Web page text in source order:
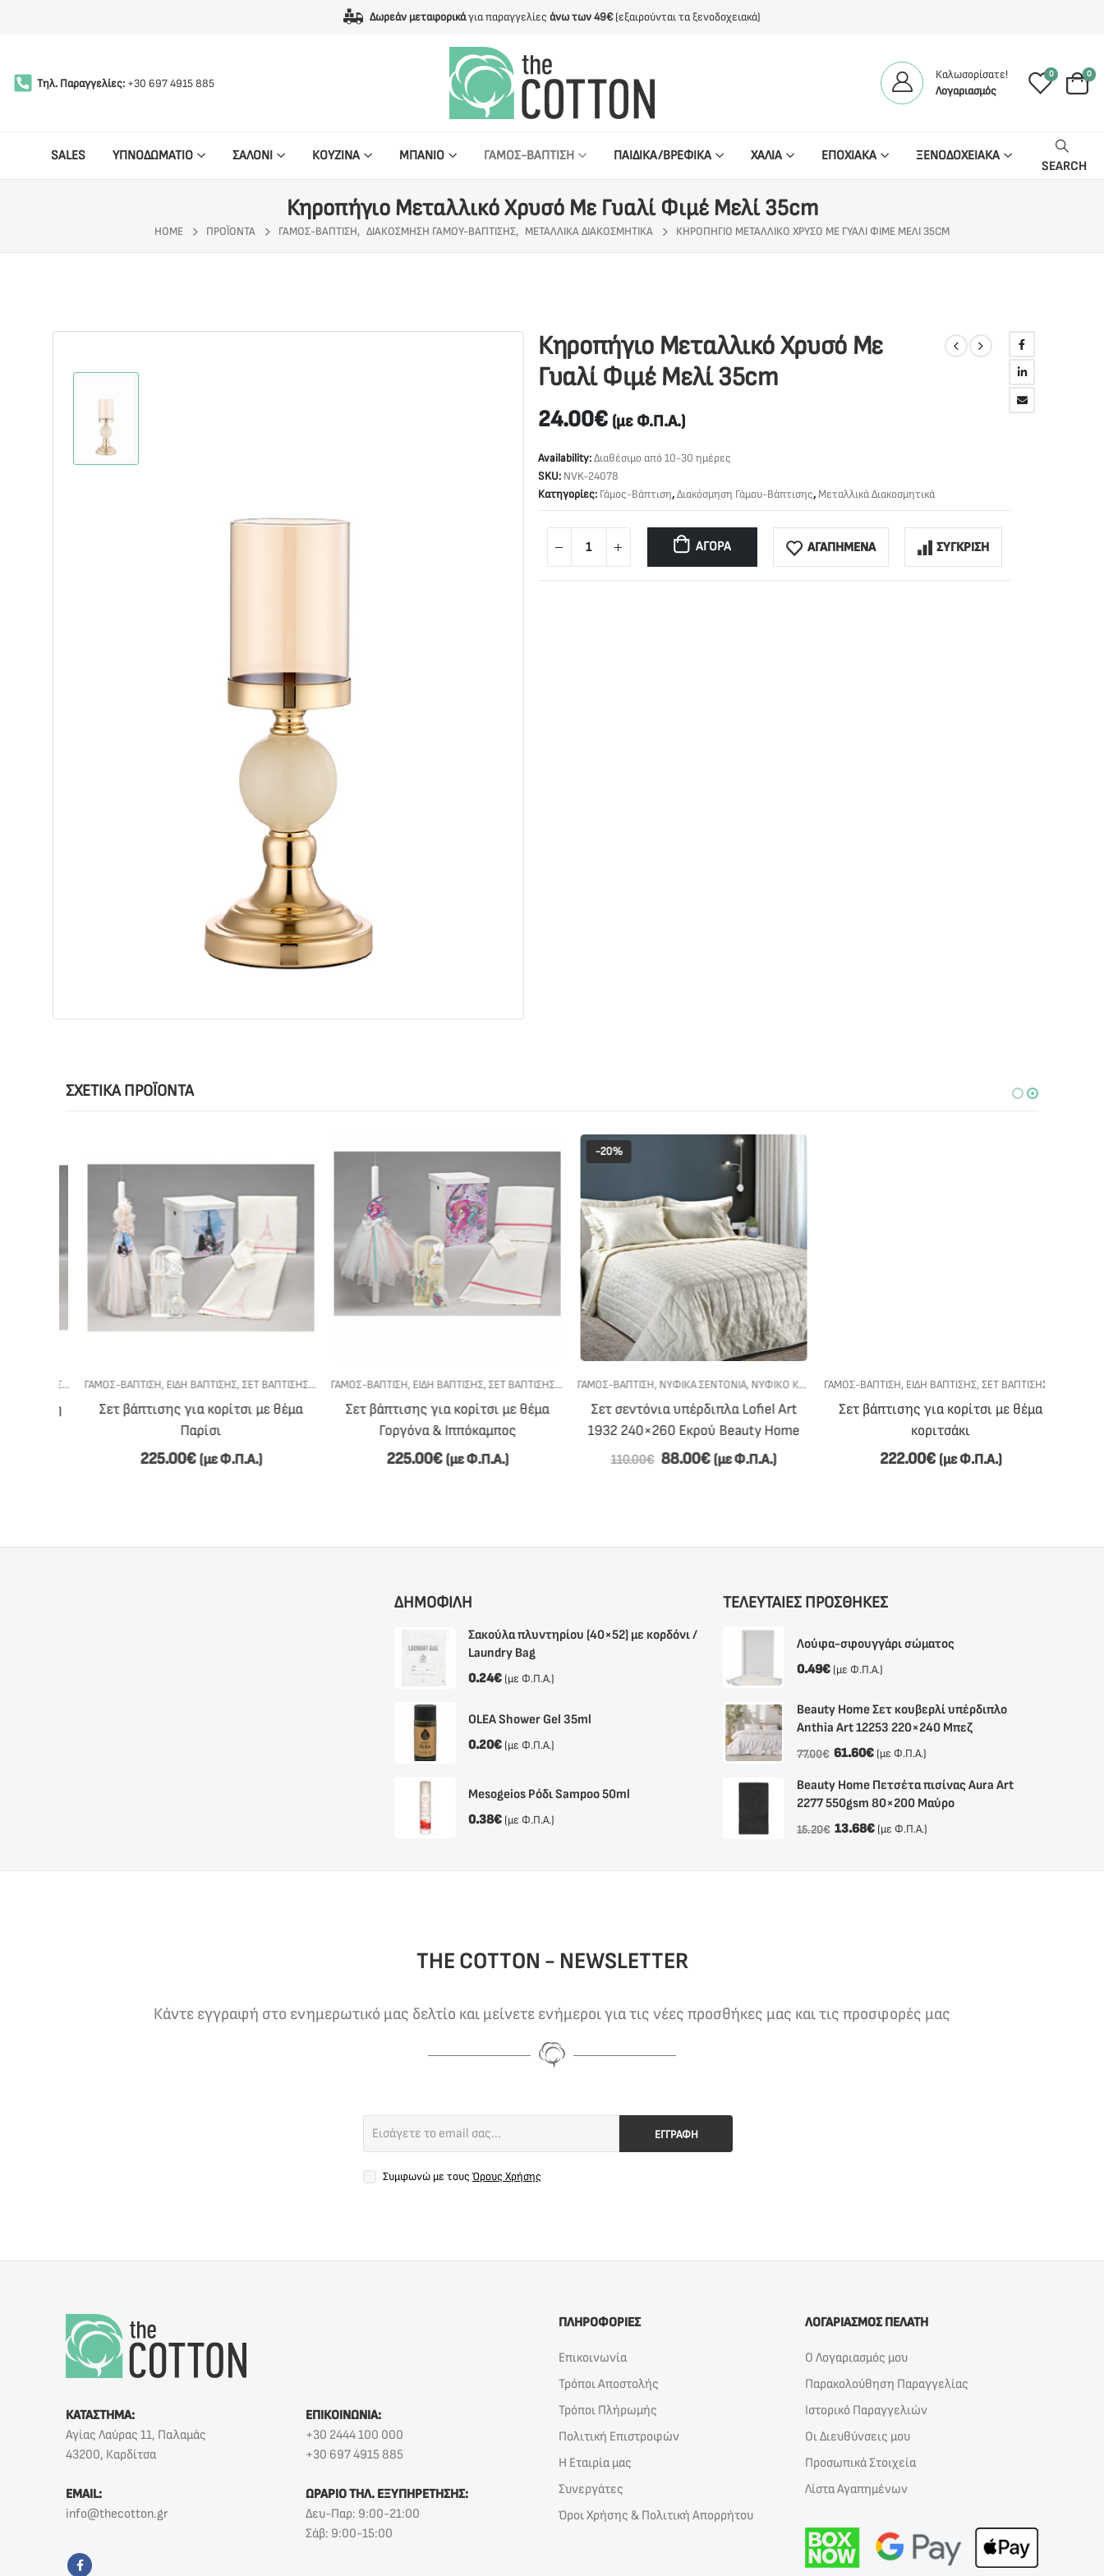
Δωρεάν μεταφορικάγια παραγγελίες άνω των 49€(εξαιρούνται τα ξενοδοχειακά)
Τηλ. Παραγγελίες: +30 697 4915 885
Καλωσορίσατε!
Λογαριασμός
0 0
SALES ΥΠΝΟΔΩΜΑΤΙΟ ΣΑΛΟΝΙ ΚΟΥΖΙΝΑ ΜΠΑΝΙΟ ΓΑΜΟΣ-ΒΑΠΤΙΣΗ ΠΑΙΔΙΚΑ/ΒΡΕΦΙΚΑ ΧΑΛΙΑ ΕΠΟΧΙΑΚΑ ΞΕΝΟΔΟΧΕΙΑΚΑ
SEARCH
Κηροπήγιο Μεταλλικό Χρυσό Με Γυαλί Φιμέ Μελί 35cm
HOME ΠΡΟΪΌΝΤΑ ΓΆΜΟΣ-ΒΆΠΤΙΣΗ, ΔΙΑΚΌΣΜΗΣΗ ΓΆΜΟΥ-ΒΆΠΤΙΣΗΣ, ΜΕΤΑΛΛΙΚΆ ΔΙΑΚΟΣΜΗΤΙΚΆ ΚΗΡΟΠΉΓΙΟ ΜΕΤΑΛΛΙΚΌ ΧΡΥΣΌ ΜΕ ΓΥΑΛΊ ΦΙΜΈ ΜΕΛΊ 35CM
Κηροπήγιο Μεταλλικό Χρυσό Με
Γυαλί Φιμέ Μελί 35cm
24.00€ (με Φ.Π.Α.)
Availability:Διαθέσιμο από 10-30 ημέρες
SKU: NVK-24078
Κατηγορίες: Γάμος-Βάπτιση,Διακόσμηση Γάμου-Βάπτισης, Μεταλλικά Διακοσμητικά
ΑΓΟΡΆ ΑΓΑΠΗΜΕΝΑ ΣΥΓΚΡΙΣΗ
ΣΧΕΤΙΚΆ ΠΡΟΪΌΝΤΑ
ΣΕΤ ΒΆΠΤΙΣΗΣ ΓΙΑ ΚΟΡΊΤΣΙ
ΓΆΜΟΣ-ΒΆΠΤΙΣΗ,ΕΊΔΗ ΒΆΠΤΙΣΗΣ,ΣΕΤ ΒΆΠΤΙΣΗΣ,ΣΕΤ ΒΆΠΤΙΣΗΣ ΓΙΑ ΚΟΡΊΤΣΙ
Σετ βάπτισης για κορίτσι με θέμα
Παρίσι
225.00€(με Φ.Π.Α.)
ΓΆΜΟΣ-ΒΆΠΤΙΣΗ,ΕΊΔΗ ΒΆΠΤΙΣΗΣ,ΣΕΤ ΒΆΠΤΙΣΗΣ,ΣΕΤ ΒΆΠΤΙΣΗΣ ΓΙΑ ΚΟΡΊΤΣΙ
Σετ βάπτισης για κορίτσι με θέμα
Γοργόνα & Ιππόκαμπος
225.00€(με Φ.Π.Α.)
-20%
ΓΆΜΟΣ-ΒΆΠΤΙΣΗ,ΝΥΦΙΚΆ ΣΕΝΤΌΝΙΑ,ΝΥΦΙΚΌ ΚΡΕΒΆΤΙ
Σετ σεντόνια υπέρδιπλα Lofiel Art
1932 240×260 Εκρού Beauty Home
110.00€ 88.00€(με Φ.Π.Α.)
ΓΆΜΟΣ-ΒΆΠΤΙΣΗ,ΕΊΔΗ ΒΆΠΤΙΣΗΣ,ΣΕΤ ΒΆΠΤΙΣΗΣ,ΣΕΤ ΒΆΠΤΙΣΗΣ
Σετ βάπτισης για κορίτσι με θέμα
κοριτσάκι
222.00€(με Φ.Π.Α.)
ΔΗΜΟΦΙΛΗ
Σακούλα πλυντηρίου (40×52) με κορδόνι /
Laundry Bag
0.24€ (με Φ.Π.Α.)
OLEA Shower Gel 35ml
0.20€ (με Φ.Π.Α.)
Mesogeios Ρόδι Sampoo 50ml
0.38€ (με Φ.Π.Α.)
ΤΕΛΕΥΤΑΙΕΣ ΠΡΟΣΘΗΚΕΣ
Λούφα-σφουγγάρι σώματος
0.49€ (με Φ.Π.Α.)
Beauty Home Σετ κουβερλί υπέρδιπλο
Anthia Αrt 12253 220×240 Μπεζ
77.00€ 61.60€ (με Φ.Π.Α.)
Beauty Home Πετσέτα πισίνας Aura Art
2277 550gsm 80×200 Μαύρο
15.20€ 13.68€ (με Φ.Π.Α.)
THE COTTON - NEWSLETTER
Κάντε εγγραφή στο ενημερωτικό μας δελτίο και μείνετε ενήμεροι για τις νέες προσθήκες μας και τις προσφορές μας
ΕΓΓΡΑΦΗ
Συμφωνώ με τους Όρους Χρήσης
ΚΑΤΑΣΤΗΜΑ:
Αγίας Λαύρας 11, Παλαμάς
43200, Καρδίτσα
ΕΠΙΚΟΙΝΩΝΙΑ:
+30 2444 100 000
+30 697 4915 885
EMAIL:
info@thecotton.gr
ΩΡΑΡΙΟ ΤΗΛ. ΕΞΥΠΗΡΕΤΗΣΗΣ:
Δευ-Παρ: 9:00-21:00
Σάβ: 9:00-15:00
ΠΛΗΡΟΦΟΡΙΕΣ
Επικοινωνία
Τρόποι Αποστολής
Τρόποι Πλήρωμής
Πολιτική Επιστροφών
Η Εταιρία μας
Συνεργάτες
Όροι Χρήσης & Πολιτική Απορρήτου
ΛΟΓΑΡΙΑΣΜΟΣ ΠΕΛΑΤΗ
Ο Λογαριασμός μου
Παρακολούθηση Παραγγελίας
Ιστορικό Παραγγελιών
Οι Διευθύνσεις μου
Προσωπικά Στοιχεία
Λίστα Αγαπημένων